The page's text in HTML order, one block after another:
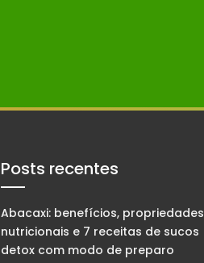
Posts recentes
Abacaxi: benefícios, propriedades
nutricionais e 7 receitas de sucos
detox com modo de preparo